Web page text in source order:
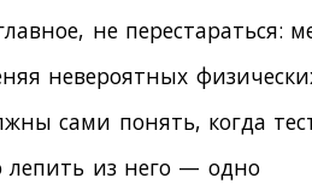
не перестараться:
невероятных
сами понять, когда
лепить из него — одно